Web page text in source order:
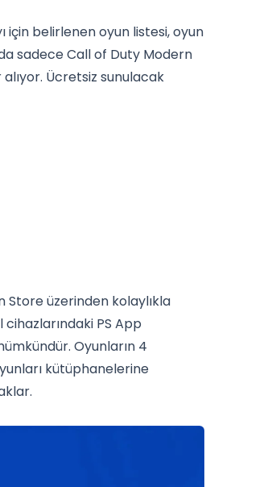
için belirlenen oyun listesi, oyun
sadece Call of Duty Modern
Ücretsiz sunulacak
Store üzerinden kolaylıkla
PS App
Oyunların 4
kütüphanelerine